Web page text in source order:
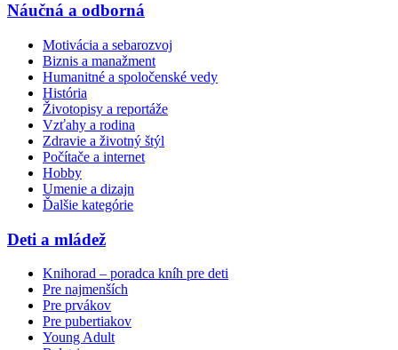
Náučná a odborná
Motivácia a sebarozvoj
Biznis a manažment
Humanitné a spoločenské vedy
História
Životopisy a reportáže
Vzťahy a rodina
Zdravie a životný štýl
Počítače a internet
Hobby
Umenie a dizajn
Ďalšie kategórie
Deti a mládež
Knihorad – poradca kníh pre deti
Pre najmenších
Pre prvákov
Pre pubertiakov
Young Adult